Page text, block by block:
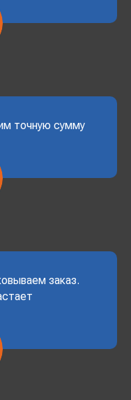
точную сумму
заказ.